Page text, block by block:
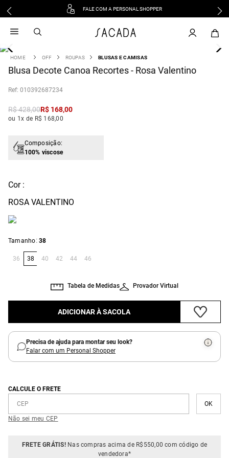
FALE COM A PERSONAL SHOPPER
OFF ROUPAS BLUSAS E CAMISAS
Blusa Decote Canoa Recortes - Rosa Valentino
: 010392687234
R$428,00R$ 168,00
ou 1x de R$ 168,00
Composição:
100% viscose
Cor :
ROSA VALENTINO
Tamanho: 38
36 38 40 42 44 46
Provador Virtual
Tabela de Medidas
ADICIONAR À SACOLA
Precisa de ajuda para montar seu look?
Falar com um Personal Shopper
CALCULE O FRETE
Não sei meu CEP
FRETE GRÁTIS!Nas compras acima de R$550,00 com código de
vendedora*
vestido
3 º blusa
º tricot
º macacão
jeans
camisa